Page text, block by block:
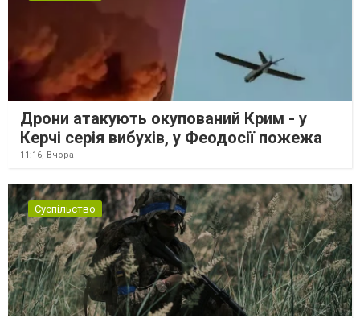
Дрони атакують окупований Крим - у
Керчі серія вибухів, у Феодосії пожежа
11:16, Вчора
Суспільство